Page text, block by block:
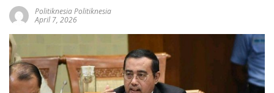
Politiknesia Politiknesia
April 7, 2026